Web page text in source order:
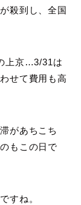
殺到し、全国
上京…3/31は
せて費用も高
があちこち
のもこの日で
すね。